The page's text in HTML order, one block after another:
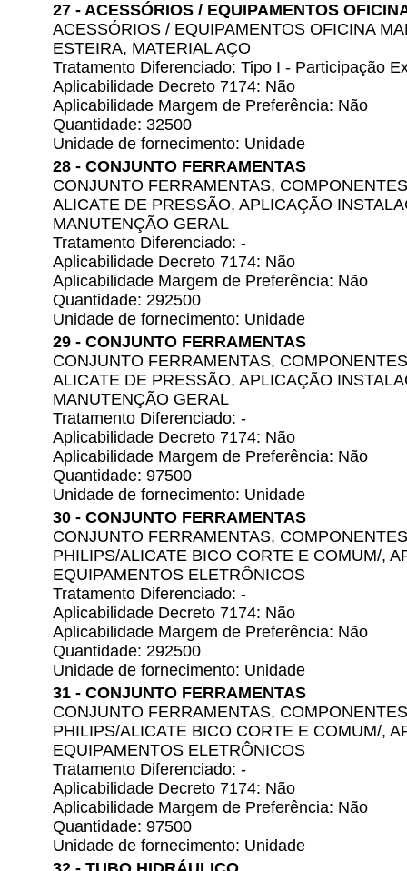
27 - ACESSÓRIOS / EQUIPAMENTOS
ACESSÓRIOS / EQUIPAMENTOS OFICINA
ESTEIRA, MATERIAL AÇO
Tratamento Diferenciado: Tipo I - Participação
Aplicabilidade Decreto 7174: Não
Aplicabilidade Margem de Preferência: Não
Quantidade: 32500
Unidade de fornecimento: Unidade
28 - CONJUNTO FERRAMENTAS
CONJUNTO FERRAMENTAS,
ALICATE DE PRESSÃO, APLICAÇÃO
MANUTENÇÃO GERAL
Tratamento Diferenciado: -
Aplicabilidade Decreto 7174: Não
Aplicabilidade Margem de Preferência: Não
Quantidade: 292500
Unidade de fornecimento: Unidade
29 - CONJUNTO FERRAMENTAS
CONJUNTO FERRAMENTAS,
ALICATE DE PRESSÃO, APLICAÇÃO
MANUTENÇÃO GERAL
Tratamento Diferenciado: -
Aplicabilidade Decreto 7174: Não
Aplicabilidade Margem de Preferência: Não
Quantidade: 97500
Unidade de fornecimento: Unidade
30 - CONJUNTO FERRAMENTAS
CONJUNTO FERRAMENTAS,
PHILIPS/ALICATE BICO CORTE E COMUM/,
EQUIPAMENTOS ELETRÔNICOS
Tratamento Diferenciado: -
Aplicabilidade Decreto 7174: Não
Aplicabilidade Margem de Preferência: Não
Quantidade: 292500
Unidade de fornecimento: Unidade
31 - CONJUNTO FERRAMENTAS
CONJUNTO FERRAMENTAS,
PHILIPS/ALICATE BICO CORTE E COMUM/,
EQUIPAMENTOS ELETRÔNICOS
Tratamento Diferenciado: -
Aplicabilidade Decreto 7174: Não
Aplicabilidade Margem de Preferência: Não
Quantidade: 97500
Unidade de fornecimento: Unidade